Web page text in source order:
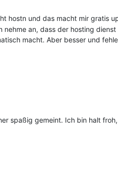
hostn und das macht mir gratis
an, dass der hosting
macht. Aber besser und
spaßig gemeint. Ich bin halt